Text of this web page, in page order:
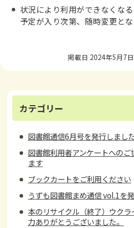
状況により利用ができなくな
予定が入り次第、随時変更とな
掲載日 2024年5月7日
カテゴリー
図書館通信6月号を発行しまし
図書館利用者アンケートへのご
ます
ブックカートをご利用ください
うずも図書館まめ通信 vol.1を
本のリサイクル（終了）ウク
力ありがとうございました。